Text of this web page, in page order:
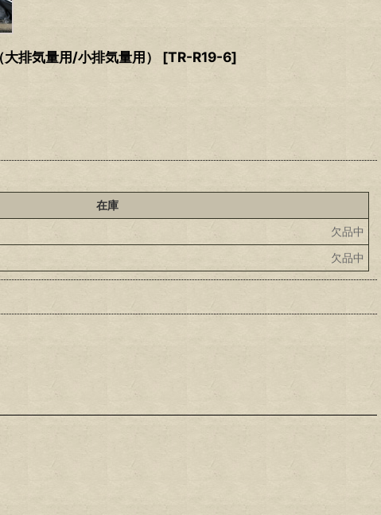
排気量用/小排気量用） [TR-R19-6]
在庫
欠品中
欠品中